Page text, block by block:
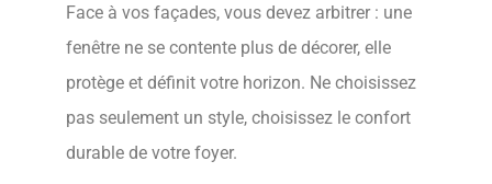
Face à vos façades, vous devez arbitrer : une
fenêtre ne se contente plus de décorer, elle
protège et définit votre horizon. Ne choisissez
pas seulement un style, choisissez le confort
durable de votre foyer.